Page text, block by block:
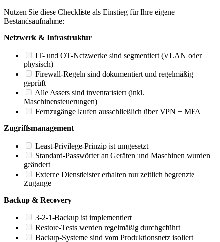
Nutzen Sie diese Checkliste als Einstieg für Ihre eigene
Bestandsaufnahme:
Netzwerk & Infrastruktur
IT- und OT-Netzwerke sind segmentiert (VLAN oder
physisch)
Firewall-Regeln sind dokumentiert und regelmäßig
geprüft
Alle Assets sind inventarisiert (inkl.
Maschinensteuerungen)
Fernzugänge laufen ausschließlich über VPN + MFA
Zugriffsmanagement
Least-Privilege-Prinzip ist umgesetzt
Standard-Passwörter an Geräten und Maschinen wurden
geändert
Externe Dienstleister erhalten nur zeitlich begrenzte
Zugänge
Backup & Recovery
3-2-1-Backup ist implementiert
Restore-Tests werden regelmäßig durchgeführt
Backup-Systeme sind vom Produktionsnetz isoliert